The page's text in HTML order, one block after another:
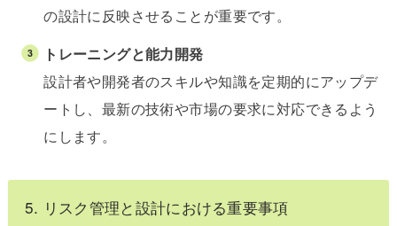
の設計に反映させることが重要です。
トレーニングと能力開発
設計者や開発者のスキルや知識を定期的にアップデ
ートし、最新の技術や市場の要求に対応できるよう
にします。
5. リスク管理と設計における重要事項